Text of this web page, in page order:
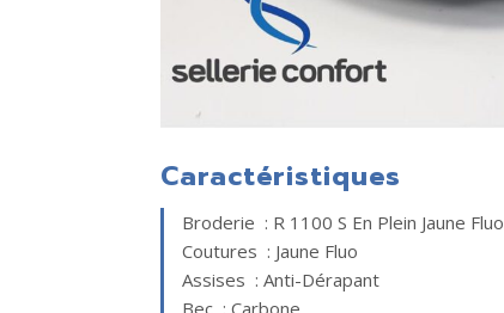
Caractéristiques
Broderie : R 1100 S En Plein Jaune Fluo
Coutures : Jaune Fluo
Assises : Anti-Dérapant
Bec : Carbone